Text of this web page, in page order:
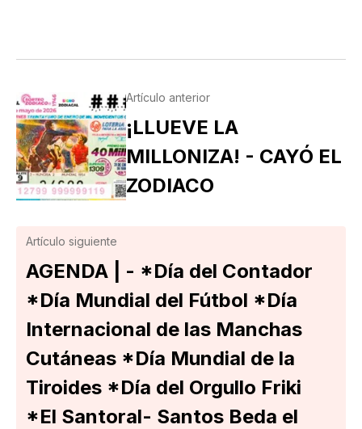
Artículo anterior
¡LLUEVE LA
MILLONIZA! - CAYÓ EL
ZODIACO
Artículo siguiente
AGENDA | - *Día del Contador
*Día Mundial del Fútbol *Día
Internacional de las Manchas
Cutáneas *Día Mundial de la
Tiroides *Día del Orgullo Friki
*El Santoral- Santos Beda el